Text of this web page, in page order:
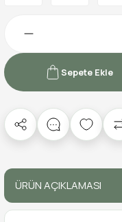
Sepete Ekle
ÜRÜN AÇIKLAMASI